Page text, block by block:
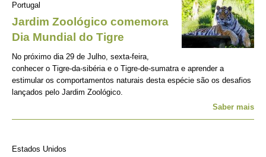
Portugal
Jardim Zoológico comemora
Dia Mundial do Tigre
No próximo dia 29 de Julho, sexta-feira,
conhecer o Tigre-da-sibéria e o Tigre-de-sumatra e aprender a
estimular os comportamentos naturais desta espécie são os desafios
lançados pelo Jardim Zoológico.
Saber mais
Estados Unidos